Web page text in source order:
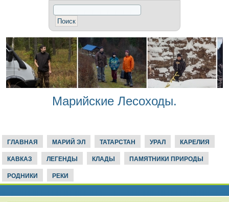
Марийские Лесоходы.
ГЛАВНАЯ МАРИЙ ЭЛ ТАТАРСТАН УРАЛ КАРЕЛИЯ
КАВКАЗ ЛЕГЕНДЫ КЛАДЫ ПАМЯТНИКИ ПРИРОДЫ
РОДНИКИ РЕКИ